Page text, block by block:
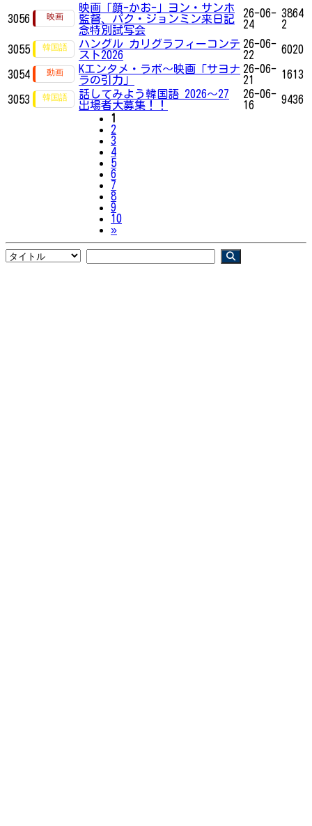
3056
映画「顔-かお-」ヨン・サンホ
監督、パク・ジョンミン来日記
念特別試写会
26-06-
24
3864
2
3055
ハングル カリグラフィーコンテ
スト2026
26-06-
22
6020
3054
Kエンタメ・ラボ～映画「サヨナ
ラの引力」
26-06-
21
1613
3053
話してみよう韓国語 2026～27
出場者大募集！！
26-06-
16
9436
1
2
3
4
5
6
7
8
9
10
»Next